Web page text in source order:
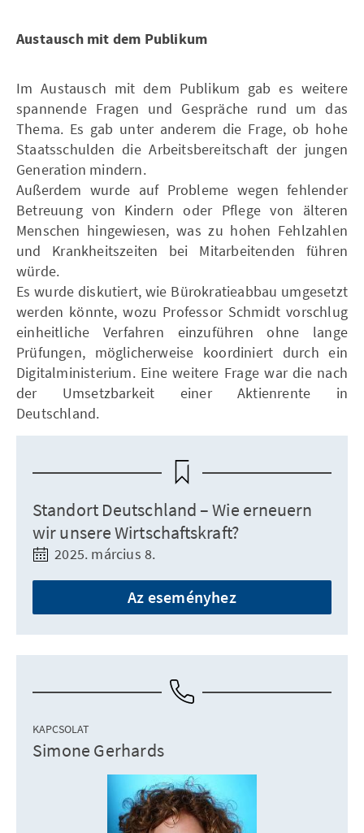
Austausch mit dem Publikum
Im Austausch mit dem Publikum gab es weitere
spannende Fragen und Gespräche rund um das
Thema. Es gab unter anderem die Frage, ob hohe
Staatsschulden die Arbeitsbereitschaft der jungen
Generation mindern.
Außerdem wurde auf Probleme wegen fehlender
Betreuung von Kindern oder Pflege von älteren
Menschen hingewiesen, was zu hohen Fehlzahlen
und Krankheitszeiten bei Mitarbeitenden führen
würde.
Es wurde diskutiert, wie Bürokratieabbau umgesetzt
werden könnte, wozu Professor Schmidt vorschlug
einheitliche Verfahren einzuführen ohne lange
Prüfungen, möglicherweise koordiniert durch ein
Digitalministerium. Eine weitere Frage war die nach
der Umsetzbarkeit einer Aktienrente in
Deutschland.
Standort Deutschland – Wie erneuern
wir unsere Wirtschaftskraft?
2025. március 8.
Az eseményhez
KAPCSOLAT
Simone Gerhards